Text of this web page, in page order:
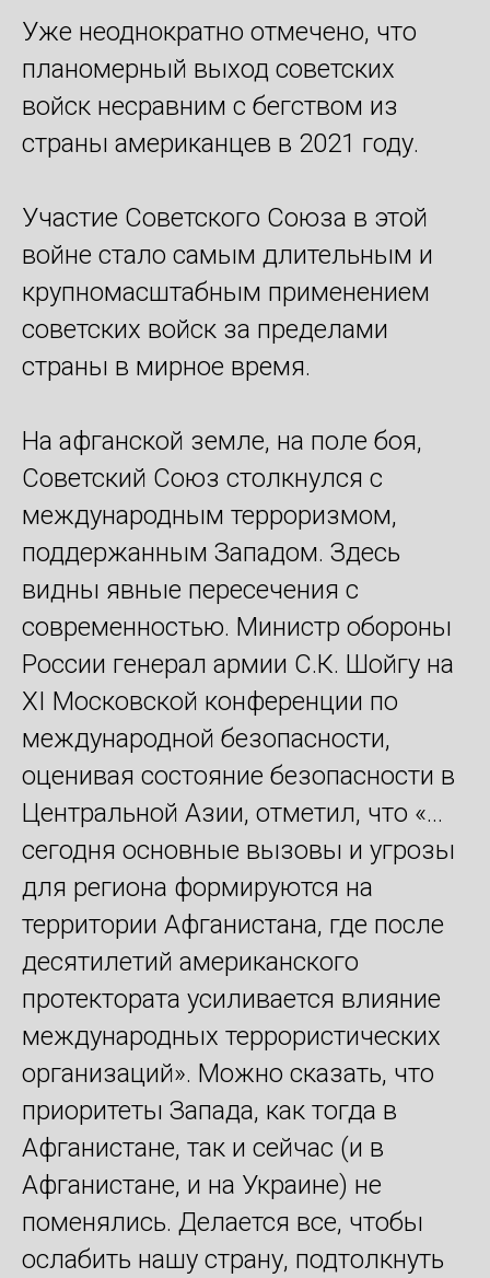
Уже неоднократно отмечено, что
планомерный выход советских
войск несравним с бегством из
страны американцев в 2021 году.
Участие Советского Союза в этой
войне стало самым длительным и
крупномасштабным применением
советских войск за пределами
страны в мирное время.
На афганской земле, на поле боя,
Советский Союз столкнулся с
международным терроризмом,
поддержанным Западом. Здесь
видны явные пересечения с
современностью. Министр обороны
России генерал армии С.К. Шойгу на
XI Московской конференции по
международной безопасности,
оценивая состояние безопасности в
Центральной Азии, отметил, что «…
сегодня основные вызовы и угрозы
для региона формируются на
территории Афганистана, где после
десятилетий американского
протектората усиливается влияние
международных террористических
организаций». Можно сказать, что
приоритеты Запада, как тогда в
Афганистане, так и сейчас (и в
Афганистане, и на Украине) не
поменялись. Делается все, чтобы
ослабить нашу страну, подтолкнуть